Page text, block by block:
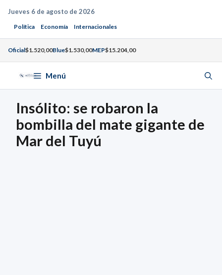
Saltar
contenido
Jueves 6 de agosto de 2026
Política Economía Internacionales
Oficial$1.520,00Blue$1.530,00MEP$15.204,00
Menú
Insólito: se robaron la
bombilla del mate gigante de
Mar del Tuyú